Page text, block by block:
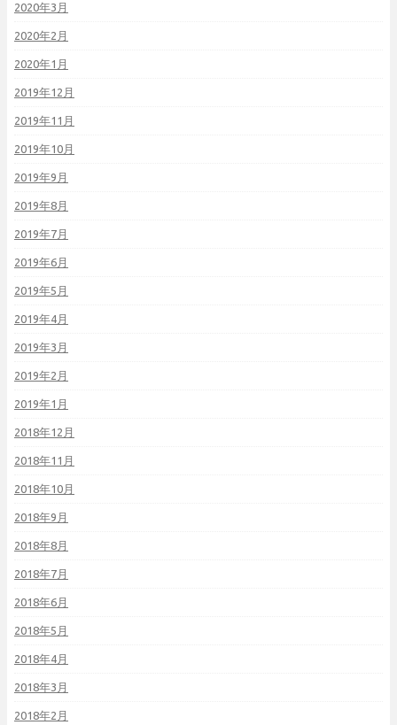
2020年3月
2020年2月
2020年1月
2019年12月
2019年11月
2019年10月
2019年9月
2019年8月
2019年7月
2019年6月
2019年5月
2019年4月
2019年3月
2019年2月
2019年1月
2018年12月
2018年11月
2018年10月
2018年9月
2018年8月
2018年7月
2018年6月
2018年5月
2018年4月
2018年3月
2018年2月